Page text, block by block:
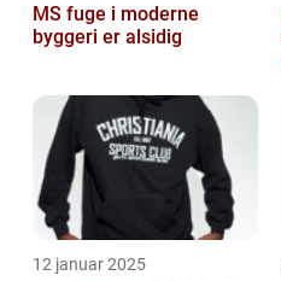
MS fuge i moderne
byggeri er alsidig
12 januar 2025